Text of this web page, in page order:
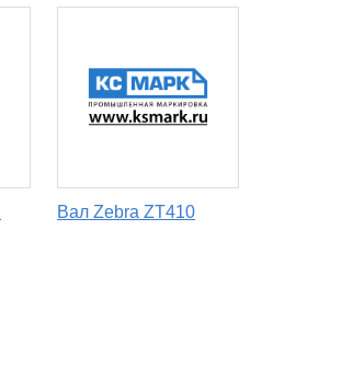
Вал Zebra ZT410